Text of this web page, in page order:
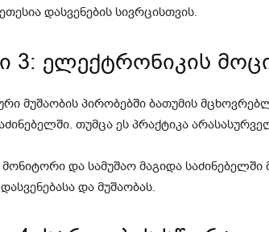
დასვენების სივრცისთვის.
3: ელექტრონიკის
მუშაობის პირობებში ბათუმის
თუმცა ეს პრაქტიკა
და სამუშაო მაგიდა საძინებელში
და მუშაობას.